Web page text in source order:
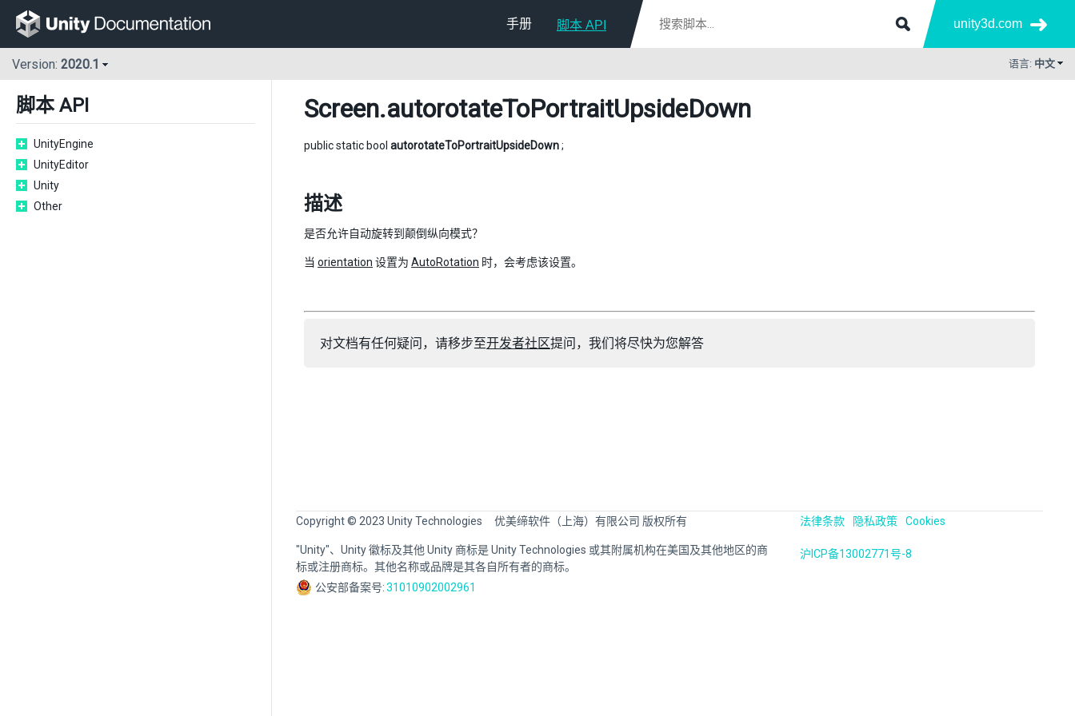
手册 脚本 API unity3d.com
Version: 2020.1 语言: 中文
脚本 API
UnityEngine
UnityEditor
Unity
Other
Screen.autorotateToPortraitUpsideDown
public static bool autorotateToPortraitUpsideDown;
描述
是否允许自动旋转到颠倒纵向模式？
当 orientation 设置为 AutoRotation 时，会考虑该设置。
对文档有任何疑问，请移步至开发者社区提问，我们将尽快为您解答
Copyright © 2023 Unity Technologies 优美缔软件（上海）有限公司 版权所有
"Unity"、Unity 徽标及其他 Unity 商标是 Unity Technologies 或其附属机构在美国及其他地区的商
标或注册商标。其他名称或品牌是其各自所有者的商标。
公安部备案号:31010902002961
法律条款 隐私政策 Cookies
沪ICP备13002771号-8